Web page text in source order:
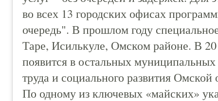
во всех 13 городских офисах
очередь". В прошлом году
Таре, Исилькуле, Омском районе. В
появится в остальных
труда и социального развития
По одному из ключевых «майских»